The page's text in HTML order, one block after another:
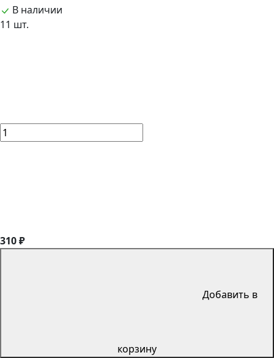
В наличии
11 шт.
310 ₽
Добавить в
корзину